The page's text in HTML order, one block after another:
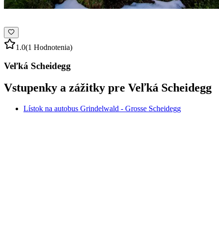
1.0(1 Hodnotenia)
Veľká Scheidegg
Vstupenky a zážitky pre Veľká Scheidegg
Lístok na autobus Grindelwald - Grosse Scheidegg